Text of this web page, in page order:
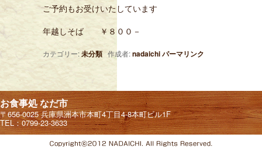
ご予約もお受けいたしています
年越しそば ￥８００－
カテゴリー:未分類作成者:nadaichiパーマリンク
お食事処 なだ市
〒656-0025 兵庫県洲本市本町4丁目4-8本町ビル1F
TEL：0799-23-3633